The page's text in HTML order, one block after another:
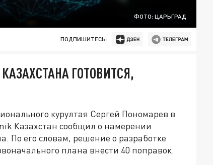
ФОТО: ЦАРЬГРАД
ПОДПИШИТЕСЬ:
ГОТОВИТСЯ,
курултая Сергей Пономарев в
Казахстан сообщил о намерении
По его словам, решение о разработке
плана внести 40 поправок.